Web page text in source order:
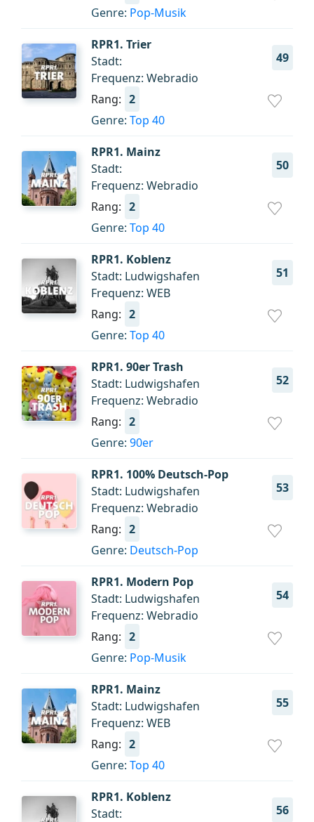
Genre: Pop-Musik
RPR1. Trier
49
Stadt:
Frequenz: Webradio
Rang: 2
Genre: Top 40
RPR1. Mainz
50
Stadt:
Frequenz: Webradio
Rang: 2
Genre: Top 40
RPR1. Koblenz
51
Stadt: Ludwigshafen
Frequenz: WEB
Rang: 2
Genre: Top 40
RPR1. 90er Trash
52
Stadt: Ludwigshafen
Frequenz: Webradio
Rang: 2
Genre: 90er
RPR1. 100% Deutsch-Pop
53
Stadt: Ludwigshafen
Frequenz: Webradio
Rang: 2
Genre: Deutsch-Pop
RPR1. Modern Pop
54
Stadt: Ludwigshafen
Frequenz: Webradio
Rang: 2
Genre: Pop-Musik
RPR1. Mainz
55
Stadt: Ludwigshafen
Frequenz: WEB
Rang: 2
Genre: Top 40
RPR1. Koblenz
56
Stadt: